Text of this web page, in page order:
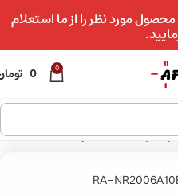
0
0
ژاپنی»ساعت مچی اورینت RA-NR2006A10B
مورد نظر را از ما استعلام